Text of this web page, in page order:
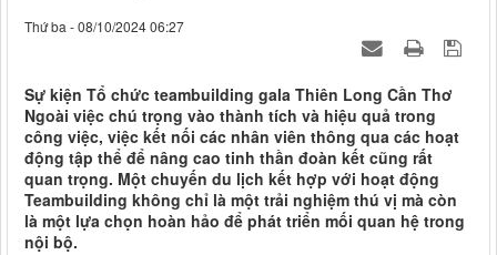
Thứ ba - 08/10/2024 06:27
Sự kiện Tổ chức teambuilding gala Thiên Long Cần Thơ
Ngoài việc chú trọng vào thành tích và hiệu quả trong
công việc, việc kết nối các nhân viên thông qua các hoạt
động tập thể để nâng cao tinh thần đoàn kết cũng rất
quan trọng. Một chuyến du lịch kết hợp với hoạt động
Teambuilding không chỉ là một trải nghiệm thú vị mà còn
là một lựa chọn hoàn hảo để phát triển mối quan hệ trong
nội bộ.